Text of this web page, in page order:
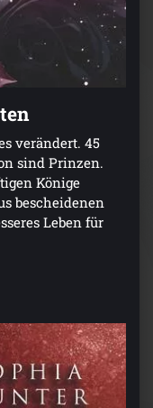
verändert. 45
sind Prinzen.
Könige
bescheidenen
Leben für